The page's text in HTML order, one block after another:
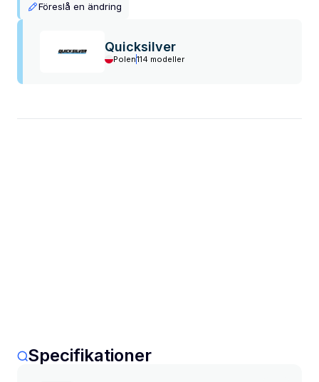
Föreslå en ändring
Quicksilver
Polen114 modeller
Specifikationer